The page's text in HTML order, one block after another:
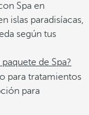
Spa en
islas paradisíacas,
según tus
de Spa?
para tratamientos
para